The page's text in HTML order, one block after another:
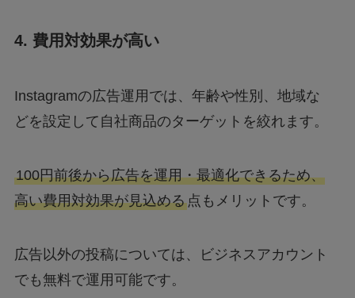
4. 費用対効果が高い
Instagramの広告運用では、年齢や性別、地域な
どを設定して自社商品のターゲットを絞れます。
100円前後から広告を運用・最適化できるため、
高い費用対効果が見込める点もメリットです。
広告以外の投稿については、ビジネスアカウント
でも無料で運用可能です。